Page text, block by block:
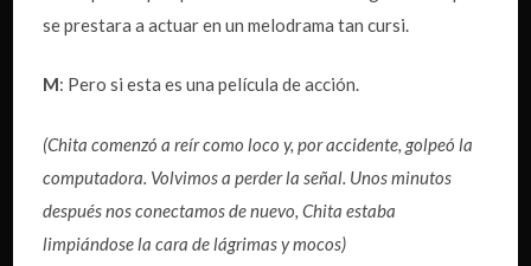
se prestara a actuar en un melodrama tan cursi.
M: Pero si esta es una película de acción.
(Chita comenzó a reír como loco y, por accidente, golpeó la
computadora. Volvimos a perder la señal. Unos minutos
después nos conectamos de nuevo, Chita estaba
limpiándose la cara de lágrimas y mocos)